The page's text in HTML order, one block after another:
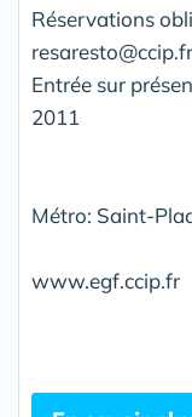
Réservations
Entrée sur
2011
Métro: Saint-
www.egf.ccip.fr